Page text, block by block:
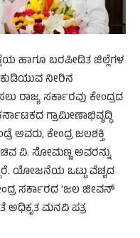
ಹಾಗೂ ಬರಪೀಡಿತ ಜಿಲ್ಲೆಗಳ
ನೀರಿನ
ರಾಜ್ಯ ಸರ್ಕಾರವು ಕೇಂದ್ರದ
ಗ್ರಾಮೀಣಾಭಿವೃದ್ಧಿ
ಅವರು, ಕೇಂದ್ರ ಜಲಶಕ್ತಿ
ವಿ. ಸೋಮಣ್ಣ ಅವರನ್ನು
ಯೋಜನೆಯ ಒಟ್ಟು ವೆಚ್ಚದ
ಸರ್ಕಾರದ ‘ಜಲ ಜೀವನ್
ಮನವಿ ಪತ್ರ